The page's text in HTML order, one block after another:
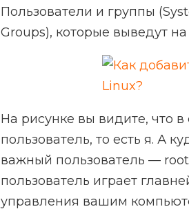
Пользователи и группы
Groups), которые выведут
На рисунке вы видите, что
пользователь, то есть я. А
важный пользователь —
пользователь играет
управления вашим